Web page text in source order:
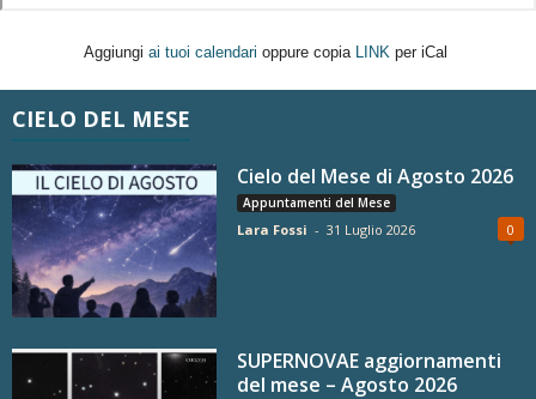
Aggiungi ai tuoi calendari oppure copia LINK per iCal
CIELO DEL MESE
Cielo del Mese di Agosto 2026
Appuntamenti del Mese
Lara Fossi - 31 Luglio 2026 0
SUPERNOVAE aggiornamenti
del mese – Agosto 2026